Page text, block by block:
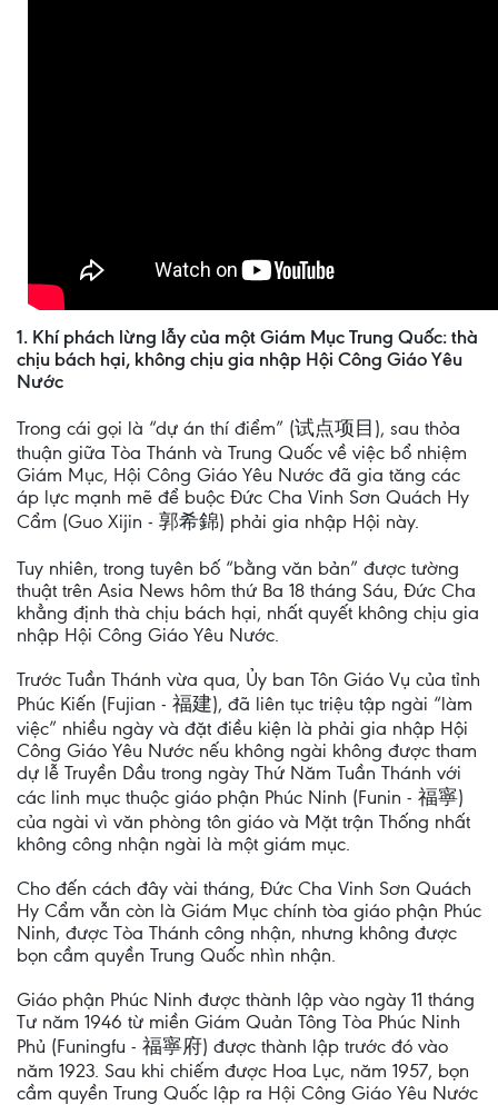
1. Khí phách lừng lẫy của một Giám Mục Trung Quốc: thà
chịu bách hại, không chịu gia nhập Hội Công Giáo Yêu
Nước
Trong cái gọi là “dự án thí điểm” (试点项目), sau thỏa
thuận giữa Tòa Thánh và Trung Quốc về việc bổ nhiệm
Giám Mục, Hội Công Giáo Yêu Nước đã gia tăng các
áp lực mạnh mẽ để buộc Đức Cha Vinh Sơn Quách Hy
Cẩm (Guo Xijin - 郭希錦) phải gia nhập Hội này.
Tuy nhiên, trong tuyên bố “bằng văn bản” được tường
thuật trên Asia News hôm thứ Ba 18 tháng Sáu, Đức Cha
khẳng định thà chịu bách hại, nhất quyết không chịu gia
nhập Hội Công Giáo Yêu Nước.
Trước Tuần Thánh vừa qua, Ủy ban Tôn Giáo Vụ của tỉnh
Phúc Kiến (Fujian - 福建), đã liên tục triệu tập ngài “làm
việc” nhiều ngày và đặt điều kiện là phải gia nhập Hội
Công Giáo Yêu Nước nếu không ngài không được tham
dự lễ Truyền Dầu trong ngày Thứ Năm Tuần Thánh với
các linh mục thuộc giáo phận Phúc Ninh (Funin - 福寧)
của ngài vì văn phòng tôn giáo và Mặt trận Thống nhất
không công nhận ngài là một giám mục.
Cho đến cách đây vài tháng, Đức Cha Vinh Sơn Quách
Hy Cẩm vẫn còn là Giám Mục chính tòa giáo phận Phúc
Ninh, được Tòa Thánh công nhận, nhưng không được
bọn cầm quyền Trung Quốc nhìn nhận.
Giáo phận Phúc Ninh được thành lập vào ngày 11 tháng
Tư năm 1946 từ miền Giám Quản Tông Tòa Phúc Ninh
Phủ (Funingfu - 福寧府) được thành lập trước đó vào
năm 1923. Sau khi chiếm được Hoa Lục, năm 1957, bọn
cầm quyền Trung Quốc lập ra Hội Công Giáo Yêu Nước